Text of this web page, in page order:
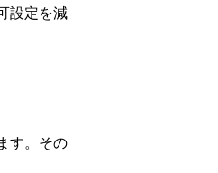
設定を減
す。その